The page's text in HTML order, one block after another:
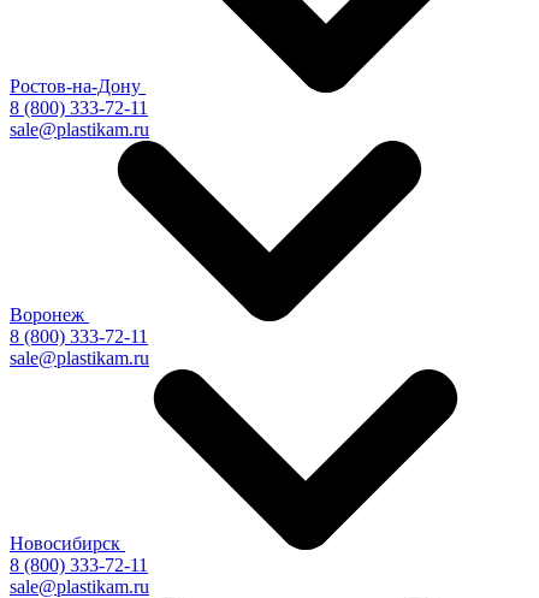
Ростов-на-Дону
8 (800) 333-72-11
sale@plastikam.ru
Воронеж
8 (800) 333-72-11
sale@plastikam.ru
Новосибирск
8 (800) 333-72-11
sale@plastikam.ru